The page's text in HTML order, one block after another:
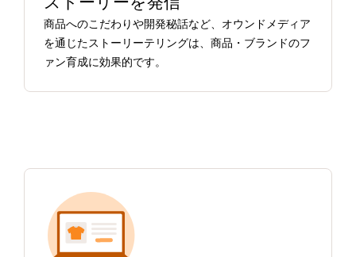
商品へのこだわりや開発秘話など、オウンドメディア
を通じたストーリーテリングは、商品・ブランドのフ
ァン育成に効果的です。